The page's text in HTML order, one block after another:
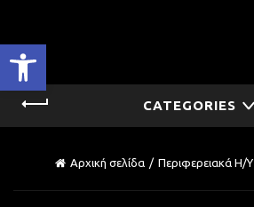
Ανοίξτε τη γραμμή εργαλείων
CATEGORIES
Αρχική σελίδα Περιφερειακά Η/Υ